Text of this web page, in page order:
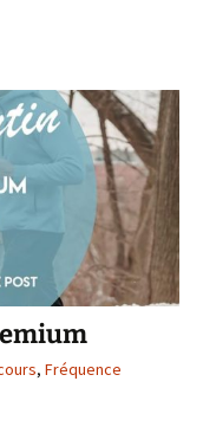
, Fréquence